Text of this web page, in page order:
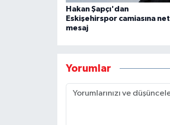
Hakan Şapçı'dan
Eskişehirspor camiasına net
mesaj
Yorumlar